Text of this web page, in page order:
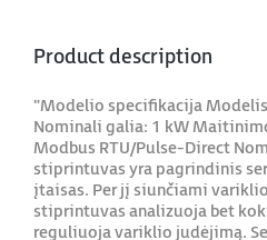
Product description
"Modelio specifikacija
Nominali galia: 1 kW
Modbus RTU/Pulse-Direct
stiprintuvas yra pagrindinis
įtaisas. Per jį siunčiami
stiprintuvas analizuoja bet
reguliuoja variklio judėjimą.